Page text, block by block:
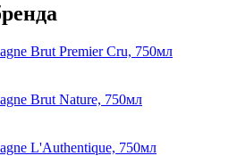
Brut Premier Cru, 750мл
Brut Nature, 750мл
L'Authentique, 750мл